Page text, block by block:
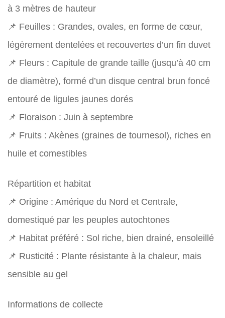
à 3 mètres de hauteur
📌 Feuilles : Grandes, ovales, en forme de cœur,
légèrement dentelées et recouvertes d’un fin duvet
📌 Fleurs : Capitule de grande taille (jusqu’à 40 cm
de diamètre), formé d’un disque central brun foncé
entouré de ligules jaunes dorés
📌 Floraison : Juin à septembre
📌 Fruits : Akènes (graines de tournesol), riches en
huile et comestibles
Répartition et habitat
📌 Origine : Amérique du Nord et Centrale,
domestiqué par les peuples autochtones
📌 Habitat préféré : Sol riche, bien drainé, ensoleillé
📌 Rusticité : Plante résistante à la chaleur, mais
sensible au gel
Informations de collecte